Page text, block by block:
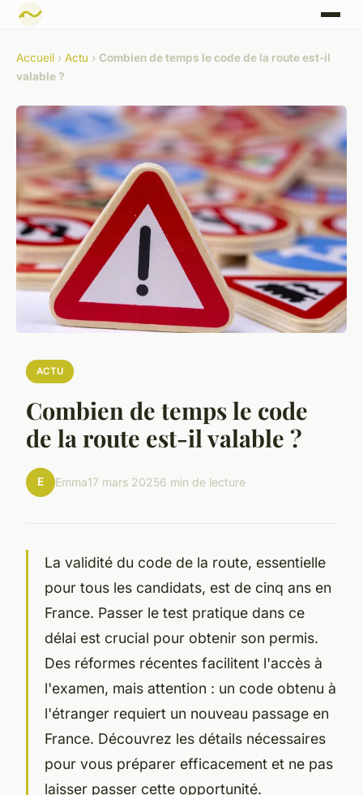
Accueil › Actu › Combien de temps le code de la route est-il
valable ?
ACTU
Combien de temps le code
de la route est-il valable ?
E Emma17 mars 20256 min de lecture
La validité du code de la route, essentielle
pour tous les candidats, est de cinq ans en
France. Passer le test pratique dans ce
délai est crucial pour obtenir son permis.
Des réformes récentes facilitent l'accès à
l'examen, mais attention : un code obtenu à
l'étranger requiert un nouveau passage en
France. Découvrez les détails nécessaires
pour vous préparer efficacement et ne pas
laisser passer cette opportunité.